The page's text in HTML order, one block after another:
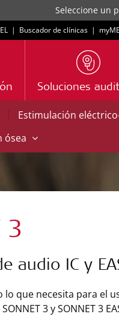
Seleccione un
| Buscador de clínicas |
Soluciones
| Estimulación
ósea
3
audio IC y
que necesita para el
3 y SONNET 3